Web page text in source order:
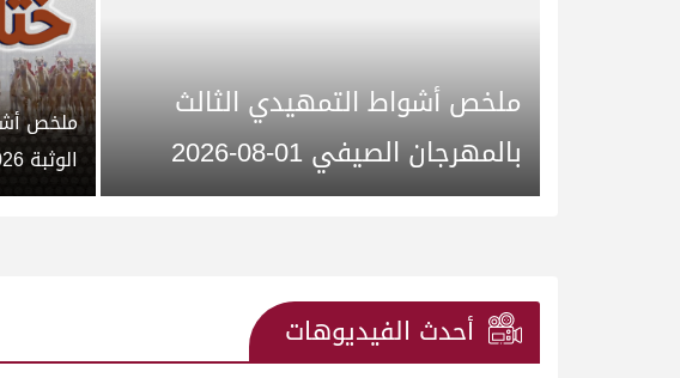
ملخص أشواط التمهيدي الثالث
بالمهرجان الصيفي 01-08-2026
ملخص
الوثبة 2026
أحدث الفيديوهات